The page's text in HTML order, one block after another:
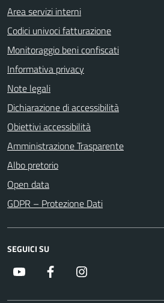
Area servizi interni
Codici univoci fatturazione
Monitoraggio beni confiscati
Informativa privacy
Note legali
Dichiarazione di accessibilità
Obiettivi accessibilità
Amministrazione Trasparente
Albo pretorio
Open data
GDPR – Protezione Dati
SEGUICI SU
Youtube Facebook